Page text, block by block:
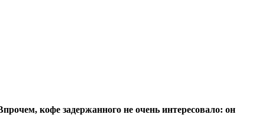
кофе задержанного не очень интересовало: он